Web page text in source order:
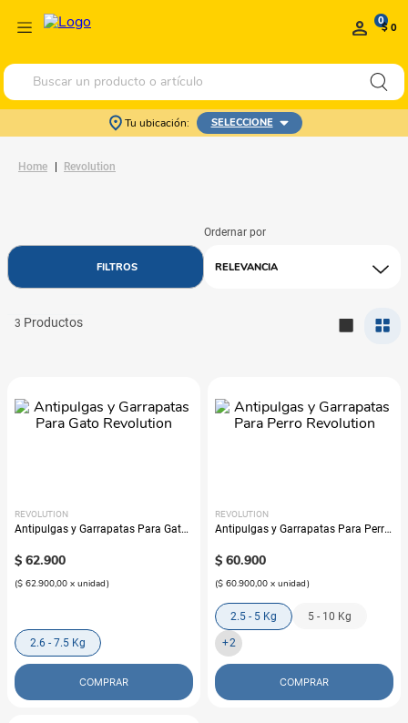
0$ 0
Buscar un producto o artículo
Tu ubicación: SELECCIONE
Revolution
RELEVANCIA
3
REVOLUTION
Antipulgas y Garrapatas Para Gato
$ 62.900
($ 62.900,00 x unidad)
2.6 - 7.5 Kg
COMPRAR
REVOLUTION
Antipulgas y Garrapatas Para Perro
$ 60.900
($ 60.900,00 x unidad)
2.5 - 5 Kg 5 - 10 Kg
+2
COMPRAR